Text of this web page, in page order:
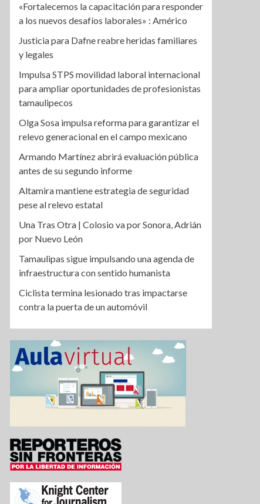
«Fortalecemos la capacitación para responder
a los nuevos desafíos laborales» : Américo
Justicia para Dafne reabre heridas familiares
y legales
Impulsa STPS movilidad laboral internacional
para ampliar oportunidades de profesionistas
tamaulipecos
Olga Sosa impulsa reforma para garantizar el
relevo generacional en el campo mexicano
Armando Martínez abrirá evaluación pública
antes de su segundo informe
Altamira mantiene estrategia de seguridad
pese al relevo estatal
Una Tras Otra | Colosio va por Sonora, Adrián
por Nuevo León
Tamaulipas sigue impulsando una agenda de
infraestructura con sentido humanista
Ciclista termina lesionado tras impactarse
contra la puerta de un automóvil